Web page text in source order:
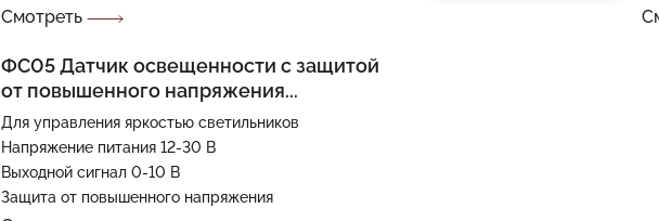
Смотреть
ФС05 Датчик освещенности с защитой
от повышенного напряжения...
Для управления яркостью светильников
Напряжение питания 12-30 В
Выходной сигнал 0-10 В
Защита от повышенного напряжения